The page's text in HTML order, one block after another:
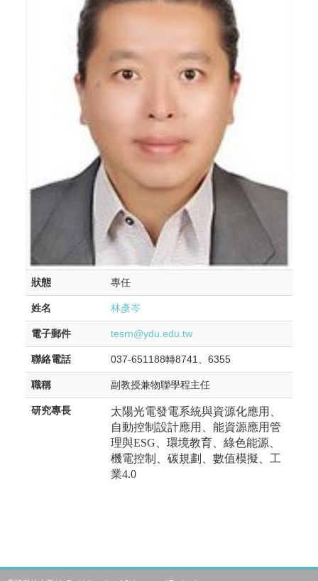
狀態 專任
姓名 林彥岑
電子郵件 tesrn@ydu.edu.tw
聯絡電話 037-651188轉8741、6355
職稱 副教授兼物聯學程主任
研究專長
太陽光電發電系統與資源化應用、
自動控制設計應用、能資源應用管
理與ESG 、環境教育、綠色能源、
機電控制、碳規劃、數值模擬、工
業4.0